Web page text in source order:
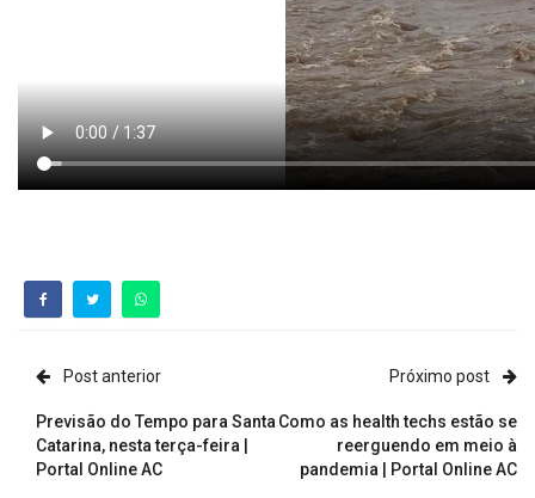
Post anterior
Previsão do Tempo para Santa
Catarina, nesta terça-feira |
Portal Online AC
Próximo post
Como as health techs estão se
reerguendo em meio à
pandemia | Portal Online AC